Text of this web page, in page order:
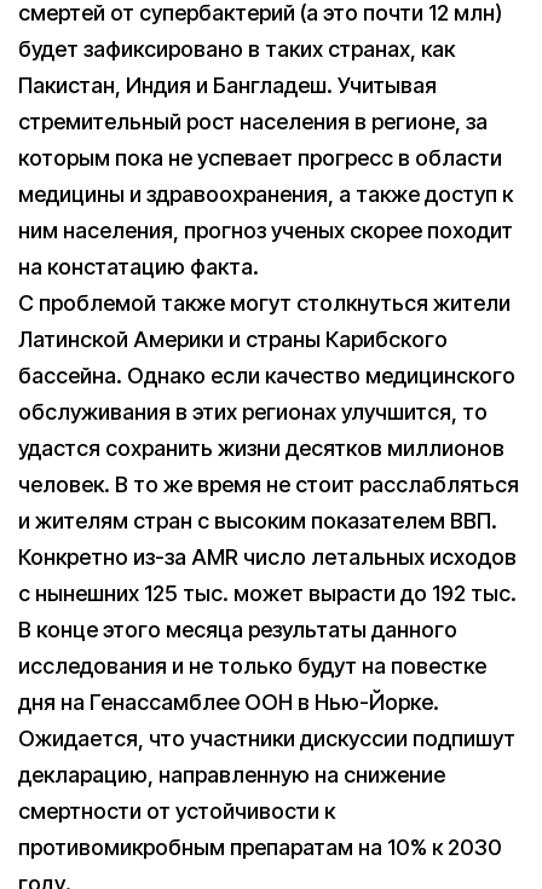
смертей от супербактерий (а это почти 12 млн)
будет зафиксировано в таких странах, как
Пакистан, Индия и Бангладеш. Учитывая
стремительный рост населения в регионе, за
которым пока не успевает прогресс в области
медицины и здравоохранения, а также доступ к
ним населения, прогноз ученых скорее походит
на констатацию факта.
С проблемой также могут столкнуться жители
Латинской Америки и страны Карибского
бассейна. Однако если качество медицинского
обслуживания в этих регионах улучшится, то
удастся сохранить жизни десятков миллионов
человек. В то же время не стоит расслабляться
и жителям стран с высоким показателем ВВП.
Конкретно из-за AMR число летальных исходов
с нынешних 125 тыс. может вырасти до 192 тыс.
В конце этого месяца результаты данного
исследования и не только будут на повестке
дня на Генассамблее ООН в Нью-Йорке.
Ожидается, что участники дискуссии подпишут
декларацию, направленную на снижение
смертности от устойчивости к
противомикробным препаратам на 10% к 2030